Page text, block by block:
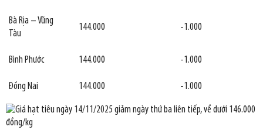
Bà Rịa – Vũng
Tàu
144.000 -1.000
Bình Phước 144.000 -1.000
Đồng Nai 144.000 -1.000